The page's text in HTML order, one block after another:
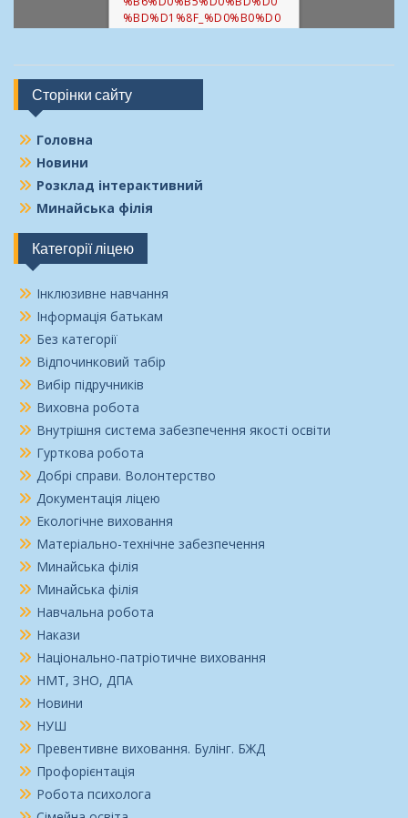
%BD%D1%8F_%D0%B0%D0
83%D0%BF%D1%86%D1%9
6%D0%B9%D0%BD%D0%BE
%D1%97.pdf".
Сторінки сайту
Головна
Новини
Розклад інтерактивний
Минайська філія
Категорії ліцею
Інклюзивне навчання
Інформація батькам
Без категорії
Відпочинковий табір
Вибір підручників
Виховна робота
Внутрішня система забезпечення якості освіти
Гурткова робота
Добрі справи. Волонтерство
Документація ліцею
Екологічне виховання
Матеріально-технічне забезпечення
Минайська філія
Минайська філія
Навчальна робота
Накази
Національно-патріотичне виховання
НМТ, ЗНО, ДПА
Новини
НУШ
Превентивне виховання. Булінг. БЖД
Профорієнтація
Робота психолога